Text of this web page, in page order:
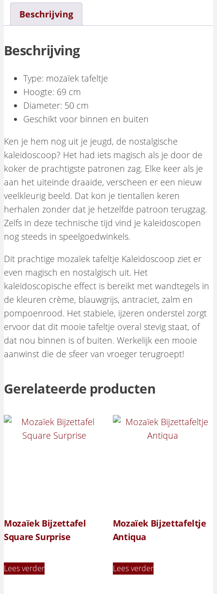
Beschrijving
Beschrijving
Type: mozaïek tafeltje
Hoogte: 69 cm
Diameter: 50 cm
Geschikt voor binnen en buiten
Ken je hem nog uit je jeugd, de nostalgische
kaleidoscoop? Het had iets magisch als je door de
koker de prachtigste patronen zag. Elke keer als je
aan het uiteinde draaide, verscheen er een nieuw
veelkleurig beeld. Dat kon je tientallen keren
herhalen zonder dat je hetzelfde patroon terugzag.
Zelfs in deze technische tijd vind je kaleidoscopen
nog steeds in speelgoedwinkels.
Dit prachtige mozaïek tafeltje Kaleidoscoop ziet er
even magisch en nostalgisch uit. Het
kaleidoscopische effect is bereikt met wandtegels in
de kleuren crème, blauwgrijs, antraciet, zalm en
pompoenrood. Het stabiele, ijzeren onderstel zorgt
ervoor dat dit mooie tafeltje overal stevig staat, of
dat nou binnen is of buiten. Werkelijk een mooie
aanwinst die de sfeer van vroeger terugroept!
Gerelateerde producten
Mozaïek Bijzettafel
Square Surprise
Lees verder
Mozaïek Bijzettafeltje
Antiqua
Lees verder